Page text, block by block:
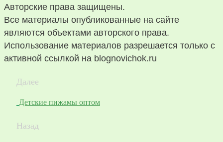
Авторские права защищены.
Все материалы опубликованные на сайте
являются объектами авторского права.
Использование материалов разрешается только с
активной ссылкой на blognovichok.ru
Далее
Детские пижамы оптом
Назад